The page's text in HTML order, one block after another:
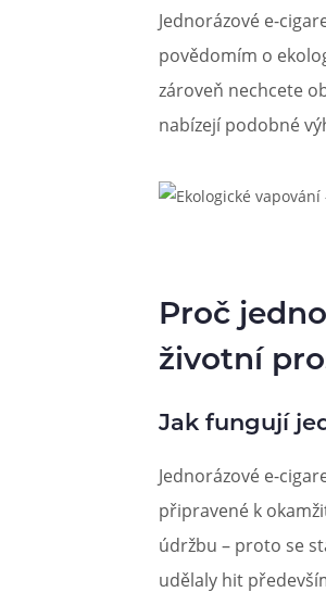
Článek:Vybíráte první e-
Článek: Vybíráme e-liquid,
Článek:Jak namíchat
Jednorázové e-
povědomím o
zároveň nechcete
nabízejí podobné
Proč
životní
Jak fungují
Jednorázové e-
připravené k
údržbu – proto se
udělaly hit